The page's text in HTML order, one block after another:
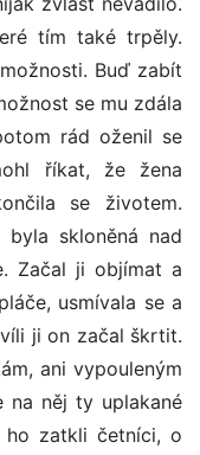
tím také trpěly.
Buď zabít
se mu zdála
rád oženil se
říkat, že žena
se životem.
skloněná nad
Začal ji objímat a
usmívala se a
ji on začal škrtit.
ani vypouleným
na něj ty uplakané
ho zatkli četníci, o